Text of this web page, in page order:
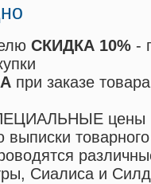
СКИДКА 10% -
при заказе
цены
Сиалиса и